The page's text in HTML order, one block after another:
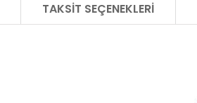
TAKSIT SEÇENEKLERI